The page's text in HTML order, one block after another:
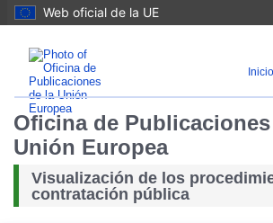
Web oficial de la UE
Oficina de
Unión Europea
Visualización de los
contratación pública